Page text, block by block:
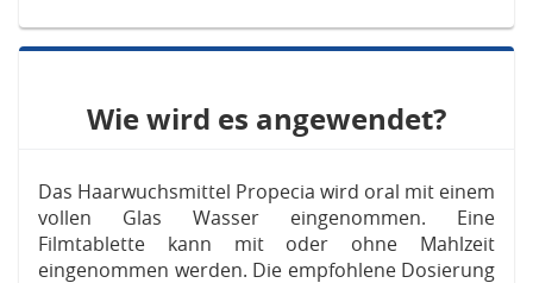
Wie wird es angewendet?
Das Haarwuchsmittel Propecia wird oral mit einem
vollen Glas Wasser eingenommen. Eine
Filmtablette kann mit oder ohne Mahlzeit
eingenommen werden. Die empfohlene Dosierung